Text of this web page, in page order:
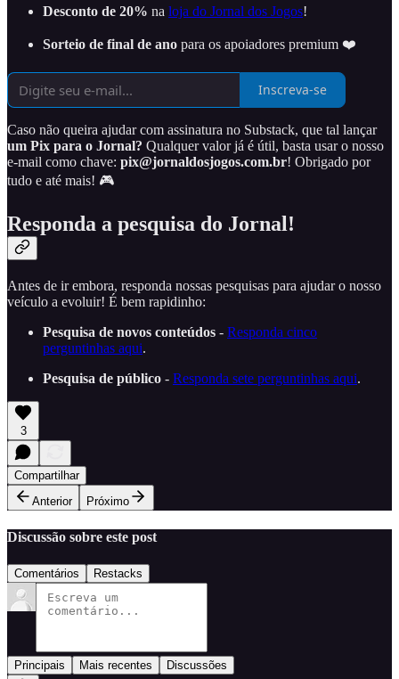
Desconto de 20% na loja do Jornal dos Jogos!
Sorteio de final de ano para os apoiadores premium ❤️
Inscreva-se
Caso não queira ajudar com assinatura no Substack, que tal lançar
um Pix para o Jornal? Qualquer valor já é útil, basta usar o nosso
e-mail como chave: pix@jornaldosjogos.com.br! Obrigado por
tudo e até mais! 🎮
Responda a pesquisa do Jornal!
Antes de ir embora, responda nossas pesquisas para ajudar o nosso
veículo a evoluir! É bem rapidinho:
Pesquisa de novos conteúdos - Responda cinco
perguntinhas aqui.
Pesquisa de público - Responda sete perguntinhas aqui.
3
Compartilhar
Anterior
Próximo
Discussão sobre este post
Comentários Restacks
Principais Mais recentes Discussões